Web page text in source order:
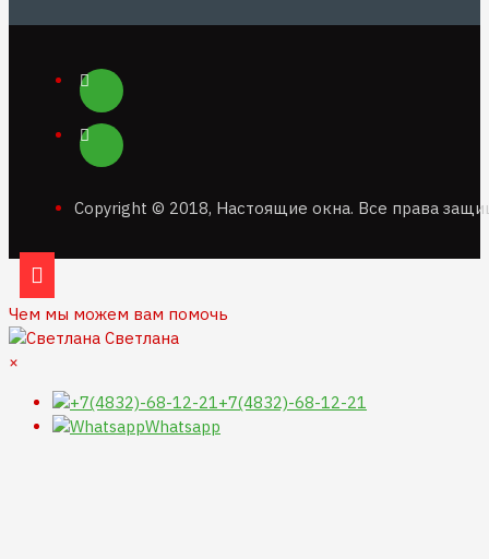
Copyright © 2018, Настоящие окна. Все права
Чем мы можем вам помочь
Светлана
×
+7(4832)-68-12-21
Whatsapp